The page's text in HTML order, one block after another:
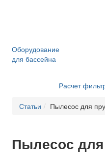
Оборудование
для бассейна
Расчет
Статьи Пылесос для
Пылесос для